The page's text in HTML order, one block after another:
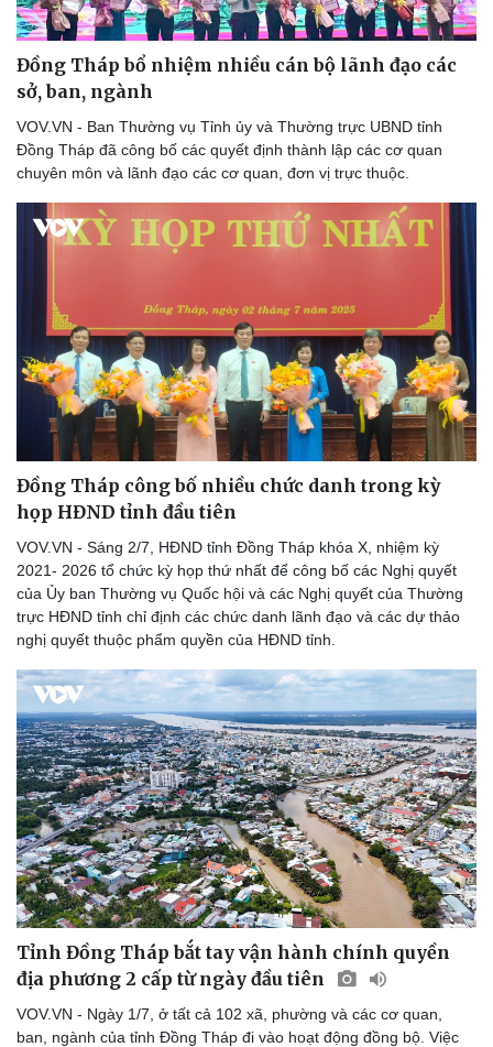
Thể thao
Bóng đá
Lịch thi đấu bóng đá
Thế giới thể thao
eSports
Hậu trường
Ô tô - Xe máy
Đồng Tháp bổ nhiệm nhiều cán bộ lãnh đạo các
sở, ban, ngành
VOV.VN - Ban Thường vụ Tỉnh ủy và Thường trực UBND tỉnh
Đồng Tháp đã công bố các quyết định thành lập các cơ quan
chuyên môn và lãnh đạo các cơ quan, đơn vị trực thuộc.
Đồng Tháp công bố nhiều chức danh trong kỳ
họp HĐND tỉnh đầu tiên
VOV.VN - Sáng 2/7, HĐND tỉnh Đồng Tháp khóa X, nhiệm kỳ
2021- 2026 tổ chức kỳ họp thứ nhất để công bố các Nghị quyết
của Ủy ban Thường vụ Quốc hội và các Nghị quyết của Thường
trực HĐND tỉnh chỉ định các chức danh lãnh đạo và các dự thảo
nghị quyết thuộc phẩm quyền của HĐND tỉnh.
Tỉnh Đồng Tháp bắt tay vận hành chính quyền
địa phương 2 cấp từ ngày đầu tiên
VOV.VN - Ngày 1/7, ở tất cả 102 xã, phường và các cơ quan,
ban, ngành của tỉnh Đồng Tháp đi vào hoạt động đồng bộ. Việc